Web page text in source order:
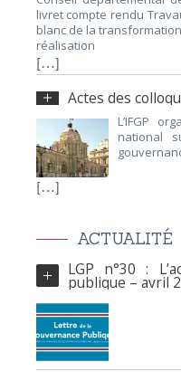
livret compte rendu
blanc de la
réalisation
[…]
Actes des
L’IFGP
national
[…]
ACTUALITÉ
LGP n°30 :
publique – avril